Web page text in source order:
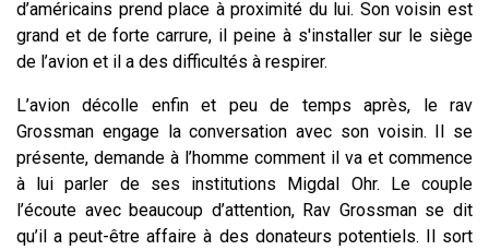
d’américains prend place à proximité du lui. Son voisin est
grand et de forte carrure, il peine à s'installer sur le siège
de l’avion et il a des difficultés à respirer.
L’avion décolle enfin et peu de temps après, le rav
Grossman engage la conversation avec son voisin. Il se
présente, demande à l’homme comment il va et commence
à lui parler de ses institutions Migdal Ohr. Le couple
l’écoute avec beaucoup d’attention, Rav Grossman se dit
qu’il a peut-être affaire à des donateurs potentiels. Il sort